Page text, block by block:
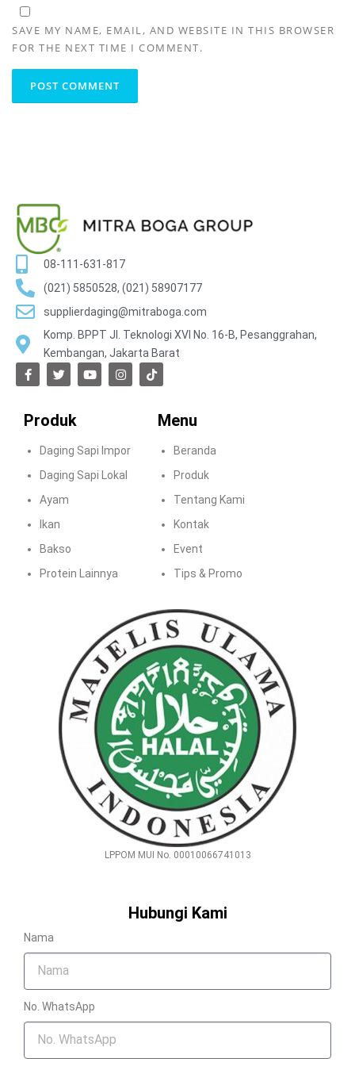
SAVE MY NAME, EMAIL, AND WEBSITE IN THIS BROWSER
FOR THE NEXT TIME I COMMENT.
08-111-631-817
(021) 5850528, (021) 58907177
supplierdaging@mitraboga.com
Komp. BPPT Jl. Teknologi XVI No. 16-B, Pesanggrahan,
Kembangan, Jakarta Barat
Produk
Daging Sapi Impor
Daging Sapi Lokal
Ayam
Ikan
Bakso
Protein Lainnya
Menu
Beranda
Produk
Tentang Kami
Kontak
Event
Tips & Promo
LPPOM MUI No. 00010066741013
Hubungi Kami
Nama
No. WhatsApp